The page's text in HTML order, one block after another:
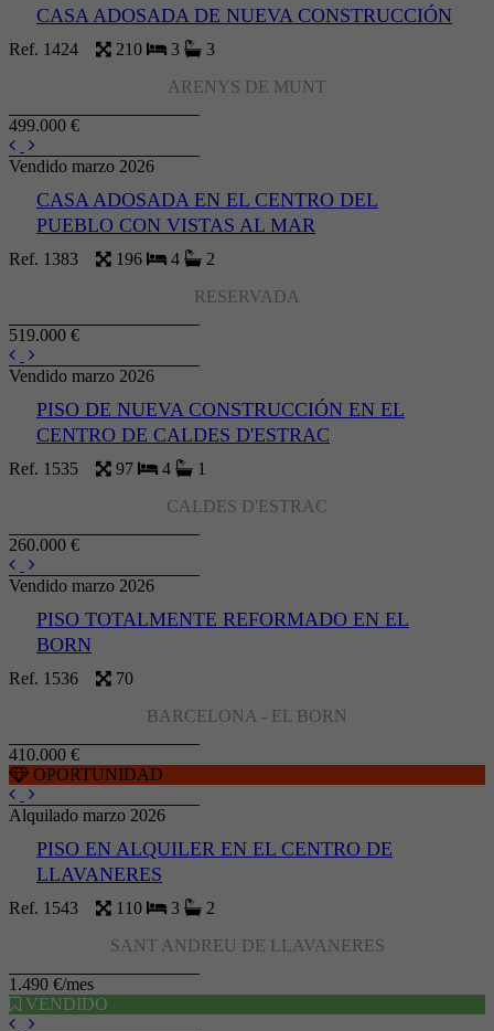
CASA ADOSADA DE NUEVA CONSTRUCCIÓN
Ref. 1424 210 3 3
ARENYS DE MUNT
499.000 €
Vendido marzo 2026
CASA ADOSADA EN EL CENTRO DEL
PUEBLO CON VISTAS AL MAR
Ref. 1383 196 4 2
RESERVADA
519.000 €
Vendido marzo 2026
PISO DE NUEVA CONSTRUCCIÓN EN EL
CENTRO DE CALDES D'ESTRAC
Ref. 1535 97 4 1
CALDES D'ESTRAC
260.000 €
Vendido marzo 2026
PISO TOTALMENTE REFORMADO EN EL
BORN
Ref. 1536 70
BARCELONA - EL BORN
410.000 €
OPORTUNIDAD
Alquilado marzo 2026
PISO EN ALQUILER EN EL CENTRO DE
LLAVANERES
Ref. 1543 110 3 2
SANT ANDREU DE LLAVANERES
1.490 €/mes
VENDIDO